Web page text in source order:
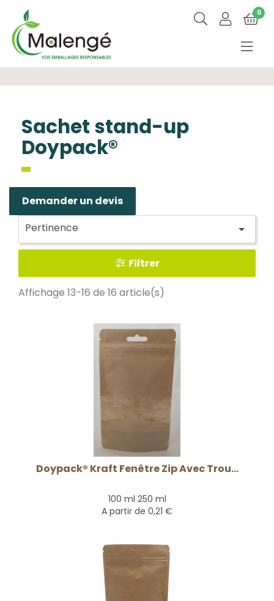
0
Sachet stand-up
Doypack®
Demander un devis
Pertinence

Filtrer
Affichage 13-16 de 16 article(s)
Doypack® Kraft Fenêtre Zip Avec Trou...
100 ml 250 ml
A partir de 0,21 €